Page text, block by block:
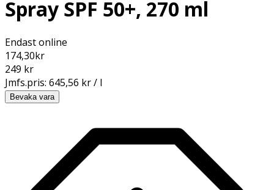
Spray SPF 50+, 270 ml
Endast online
174,30kr
249 kr
Jmfs.pris: 645,56 kr / l
Bevaka vara